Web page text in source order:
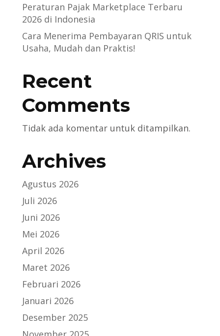
Peraturan Pajak Marketplace Terbaru
2026 di Indonesia
Cara Menerima Pembayaran QRIS untuk
Usaha, Mudah dan Praktis!
Recent
Comments
Tidak ada komentar untuk ditampilkan.
Archives
Agustus 2026
Juli 2026
Juni 2026
Mei 2026
April 2026
Maret 2026
Februari 2026
Januari 2026
Desember 2025